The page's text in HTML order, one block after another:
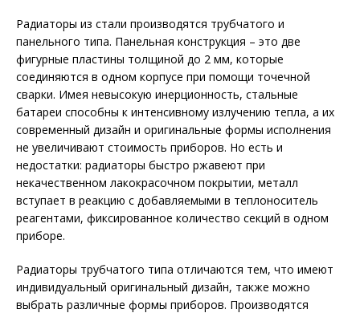
Радиаторы из стали производятся трубчатого и
панельного типа. Панельная конструкция – это две
фигурные пластины толщиной до 2 мм, которые
соединяются в одном корпусе при помощи точечной
сварки. Имея невысокую инерционность, стальные
батареи способны к интенсивному излучению тепла, а их
современный дизайн и оригинальные формы исполнения
не увеличивают стоимость приборов. Но есть и
недостатки: радиаторы быстро ржавеют при
некачественном лакокрасочном покрытии, металл
вступает в реакцию с добавляемыми в теплоноситель
реагентами, фиксированное количество секций в одном
приборе.
Радиаторы трубчатого типа отличаются тем, что имеют
индивидуальный оригинальный дизайн, также можно
выбрать различные формы приборов. Производятся